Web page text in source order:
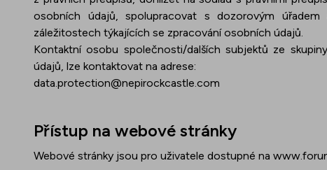
osobních údajů, spolupracovat s dozorovým
záležitostech týkajících se zpracování osobních údajů.
Kontaktní osobu společnosti/dalších subjektů ze
údajů, lze kontaktovat na adrese:
data.protection@nepirockcastle.com
Přístup na webové stránky
Webové stránky jsou pro uživatele dostupné na